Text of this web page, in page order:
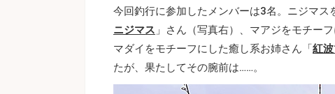
今回釣行に参加したメンバーは3名。ニジマ
ニジマス 」さん（写真右）、マアジをモチー
マダイをモチーフにした癒し系お姉さん「紅
たが、果たしてその腕前は……。